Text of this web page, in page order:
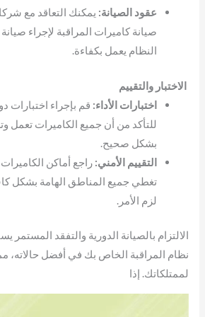
عقود الصيانة: يمكنك التعاقد مع
صيانة كاميرات المراقبة لإجراء
النظام يعمل بكفاءة.
الاختبار والتقييم
اختبارات الأداء: قم بإجراء اختبارات
للتأكد من أن جميع الكاميرات تعمل
بشكل صحيح.
التقييم الأمني: راجع أماكن الكاميرات
تغطي جميع المناطق الهامة بشكل
لزم الأمر.
الالتزام بالصيانة الدورية والتفقد
نظام المراقبة الخاص بك في أفضل حالاته،
لممتلكاتك. إذا